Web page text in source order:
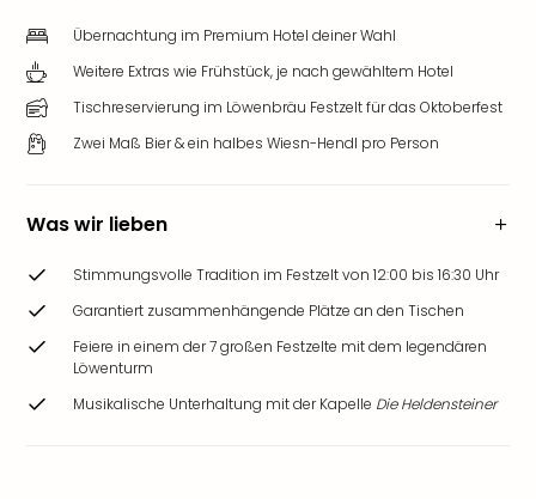
Übernachtung im Premium Hotel deiner Wahl
Weitere Extras wie Frühstück, je nach gewähltem Hotel
Tischreservierung im Löwenbräu Festzelt für das Oktoberfest
Zwei Maß Bier & ein halbes Wiesn-Hendl pro Person
Was wir lieben
Stimmungsvolle Tradition im Festzelt von 12:00 bis 16:30 Uhr
Garantiert zusammenhängende Plätze an den Tischen
Feiere in einem der 7 großen Festzelte mit dem legendären
Löwenturm
Musikalische Unterhaltung mit der Kapelle Die Heldensteiner